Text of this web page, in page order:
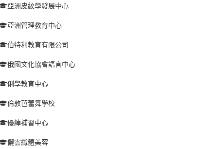
亞洲皮紋學發展中心
亞洲管理教育中心
伯特利教育有限公司
俄國文化協會語言中心
俐學教育中心
倫敦芭蕾舞學校
優綽補習中心
儷雲纖體美容